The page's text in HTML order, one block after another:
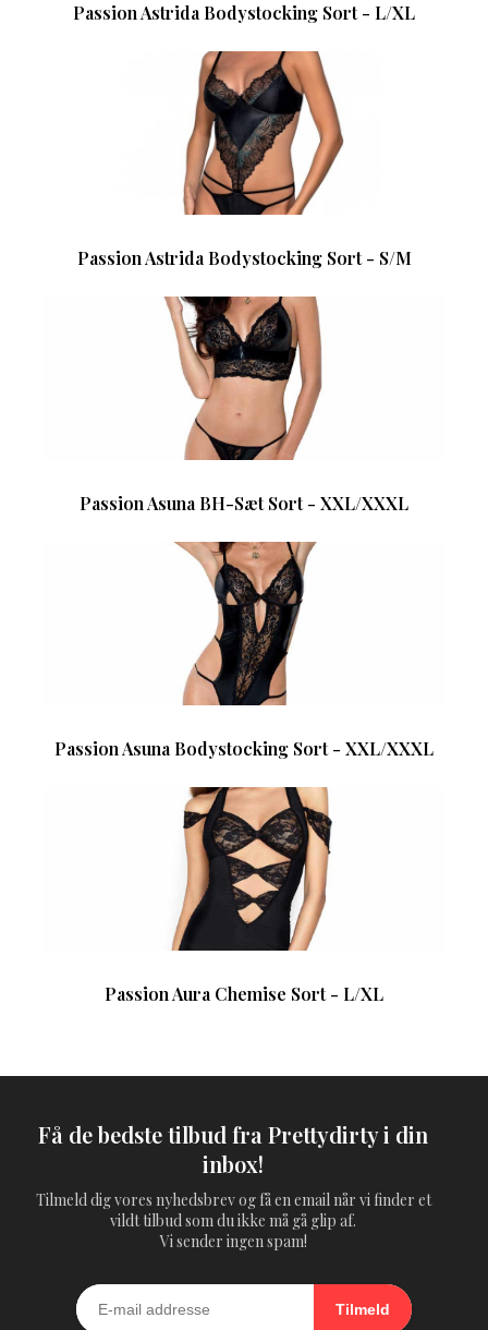
Passion Astrida Bodystocking Sort - L/XL
Passion Astrida Bodystocking Sort - S/M
Passion Asuna BH-Sæt Sort - XXL/XXXL
Passion Asuna Bodystocking Sort - XXL/XXXL
Passion Aura Chemise Sort - L/XL
Få de bedste tilbud fra Prettydirty i din
inbox!
Tilmeld dig vores nyhedsbrev og få en email når vi finder et
vildt tilbud som du ikke må gå glip af.
Vi sender ingen spam!
Tilmeld